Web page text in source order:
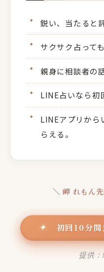
鋭い、当たると
サクサク占って
親身に相談者の
LINE占いなら初
LINEアプリから
らえる。
＼岬 れもん
✦ 初回10分
提供：